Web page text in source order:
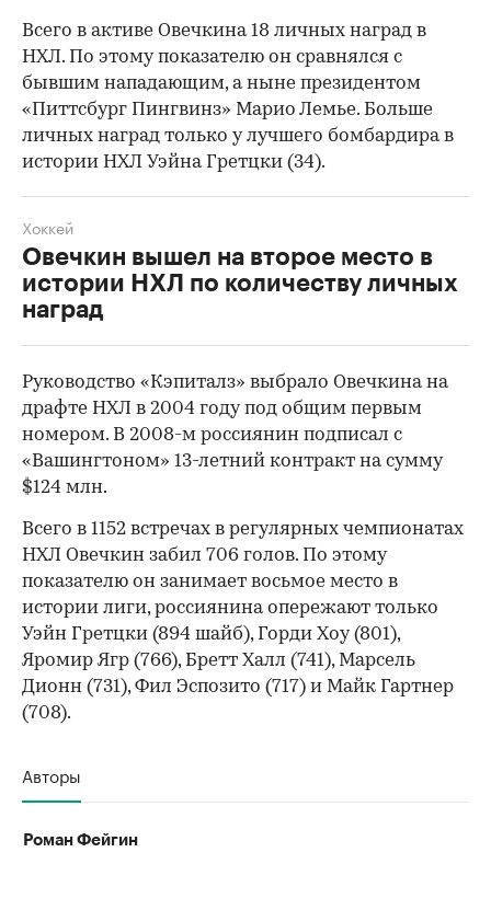
Всего в активе Овечкина 18 личных наград в
НХЛ. По этому показателю он сравнялся с
бывшим нападающим, а ныне президентом
«Питтсбург Пингвинз» Марио Лемье. Больше
личных наград только у лучшего бомбардира в
истории НХЛ Уэйна Гретцки (34).
Овечкин вышел на второе место в
истории НХЛ по количеству личных
наград
Хоккей
Руководство «Кэпиталз» выбрало Овечкина на
драфте НХЛ в 2004 году под общим первым
номером. В 2008-м россиянин подписал с
«Вашингтоном» 13-летний контракт на сумму
$124 млн.
Всего в 1152 встречах в регулярных чемпионатах
НХЛ Овечкин забил 706 голов. По этому
показателю он занимает восьмое место в
истории лиги, россиянина опережают только
Уэйн Гретцки (894 шайб), Горди Хоу (801),
Яромир Ягр (766), Бретт Халл (741), Марсель
Дионн (731), Фил Эспозито (717) и Майк Гартнер
(708).
Авторы
Роман Фейгин